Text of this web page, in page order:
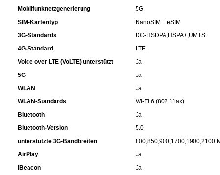
Mundpflege
Obst
Papier / Hygiene
Patisserie
Pikante Snacks
Mobilfunknetzgenerierung
5G
SIM-Kartentyp
NanoSIM + eSIM
3G-Standards
DC-HSDPA,HSPA+,UMTS
4G-Standard
LTE
Voice over LTE (VoLTE) unterstützt
Ja
5G
Ja
WLAN
Ja
WLAN-Standards
Wi-Fi 6 (802.11ax)
Bluetooth
Ja
Bluetooth-Version
5.0
unterstützte 3G-Bandbreiten
800,850,900,1700,1900,2100
AirPlay
Ja
iBeacon
Ja